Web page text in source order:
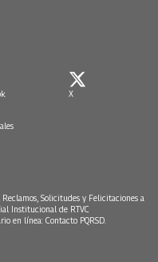
X
Solicitudes y Felicitaciones a
Institucional de RTVC
en línea: Contacto PQRSD.